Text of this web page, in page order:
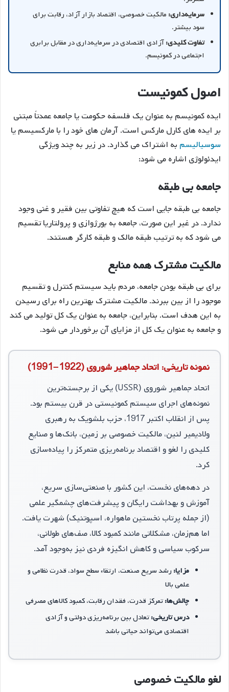
سرمایه‌داری: مالکیت خصوصی، اقتصاد بازار آزاد، رقابت برای
سود بیشتر.
تفاوت کلیدی:آزادی اقتصادی در سرمایه‌داری در مقابل برابری
اجتماعی در کمونیسم.
اصول کمونیست
ایده کمونیسم به عنوان یک فلسفه حکومت یا جامعه عمدتاً مبتنی
بر ایده های کارل مارکس است. آرمان های خود را با مارکسیسم یا
سوسیالیسم به اشتراک می گذارد. در زیر به چند ویژگی
ایدئولوژی اشاره می شود:
جامعه بی طبقه
جامعه بی طبقه جایی است که هیچ تفاوتی بین فقیر و غنی وجود
ندارد. در غیر این صورت، جامعه به بورژوازی و پرولتاریا تقسیم
می شود که به ترتیب طبقه مالک و طبقه کارگر هستند.
مالکیت مشترک همه منابع
برای بی طبقه بودن جامعه، مردم باید سیستم کنترل و تقسیم
موجود را از بین ببرند. مالکیت مشترک بهترین راه برای رسیدن
به این هدف است. بنابراین، جامعه به عنوان یک کل تولید می کند
و جامعه به عنوان یک کل از مزایای آن برخوردار می شود.
نمونه تاریخی: اتحاد جماهیر شوروی (1922–1991)
اتحاد جماهیر شوروی (USSR) یکی از برجسته‌ترین
نمونه‌های اجرای سیستم کمونیستی در قرن بیستم بود.
پس از انقلاب اکتبر 1917، حزب بلشویک به رهبری
ولادیمیر لنین، مالکیت خصوصی بر زمین، بانک‌ها و صنایع
کلیدی را لغو و اقتصاد برنامه‌ریزی متمرکز را پیاده‌سازی
کرد.
در دهه‌های نخست، این کشور با صنعتی‌سازی سریع،
آموزش و بهداشت رایگان و پیشرفت‌های چشمگیر علمی
(از جمله پرتاب نخستین ماهواره، اسپوتنیک) شهرت یافت.
اما هم‌زمان، مشکلاتی مانند کمبود کالا، صف‌های طولانی،
سرکوب سیاسی و کاهش انگیزه فردی نیز به‌وجود آمد.
مزایا: رشد سریع صنعت، ارتقاء سطح سواد، قدرت نظامی و
علمی بالا
چالش‌ها:تمرکز قدرت، فقدان رقابت، کمبود کالاهای مصرفی
درس تاریخی:تعادل بین برنامه‌ریزی دولتی و آزادی
اقتصادی می‌تواند حیاتی باشد
لغو مالکیت خصوصی